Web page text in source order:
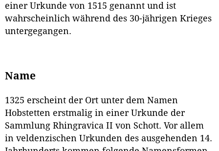
einer Urkunde von 1515 genannt und ist
wahrscheinlich während des 30-jährigen Krieges
untergegangen.
Name
1325 erscheint der Ort unter dem Namen
Hobstetten erstmalig in einer Urkunde der
Sammlung Rhingravica II von Schott. Vor allem
in veldenzischen Urkunden des ausgehenden 14.